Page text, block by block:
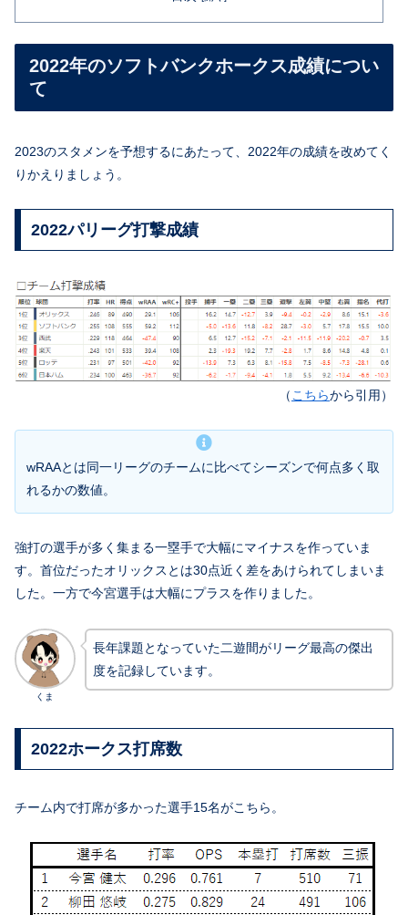
2022年のソフトバンクホークス成績につい
て
2023のスタメンを予想するにあたって、2022年の成績を改めてく
りかえりましょう。
2022パリーグ打撃成績
（ こちらから引用）
wRAAとは同一リーグのチームに比べてシーズンで何点多く取
れるかの数値。
強打の選手が多く集まる一塁手で大幅にマイナスを作っていま
す。首位だったオリックスとは30点近く差をあけられてしまいま
した。一方で今宮選手は大幅にプラスを作りました。
くま
長年課題となっていた二遊間がリーグ最高の傑出
度を記録しています。
2022ホークス打席数
チーム内で打席が多かった選手15名がこちら。